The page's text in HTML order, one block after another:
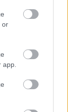
or
su centro
conocido
en
análisis.